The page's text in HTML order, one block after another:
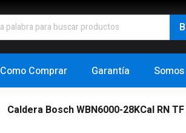
Como Comprar Garantía Somos
Caldera Bosch WBN6000-28KCal RN